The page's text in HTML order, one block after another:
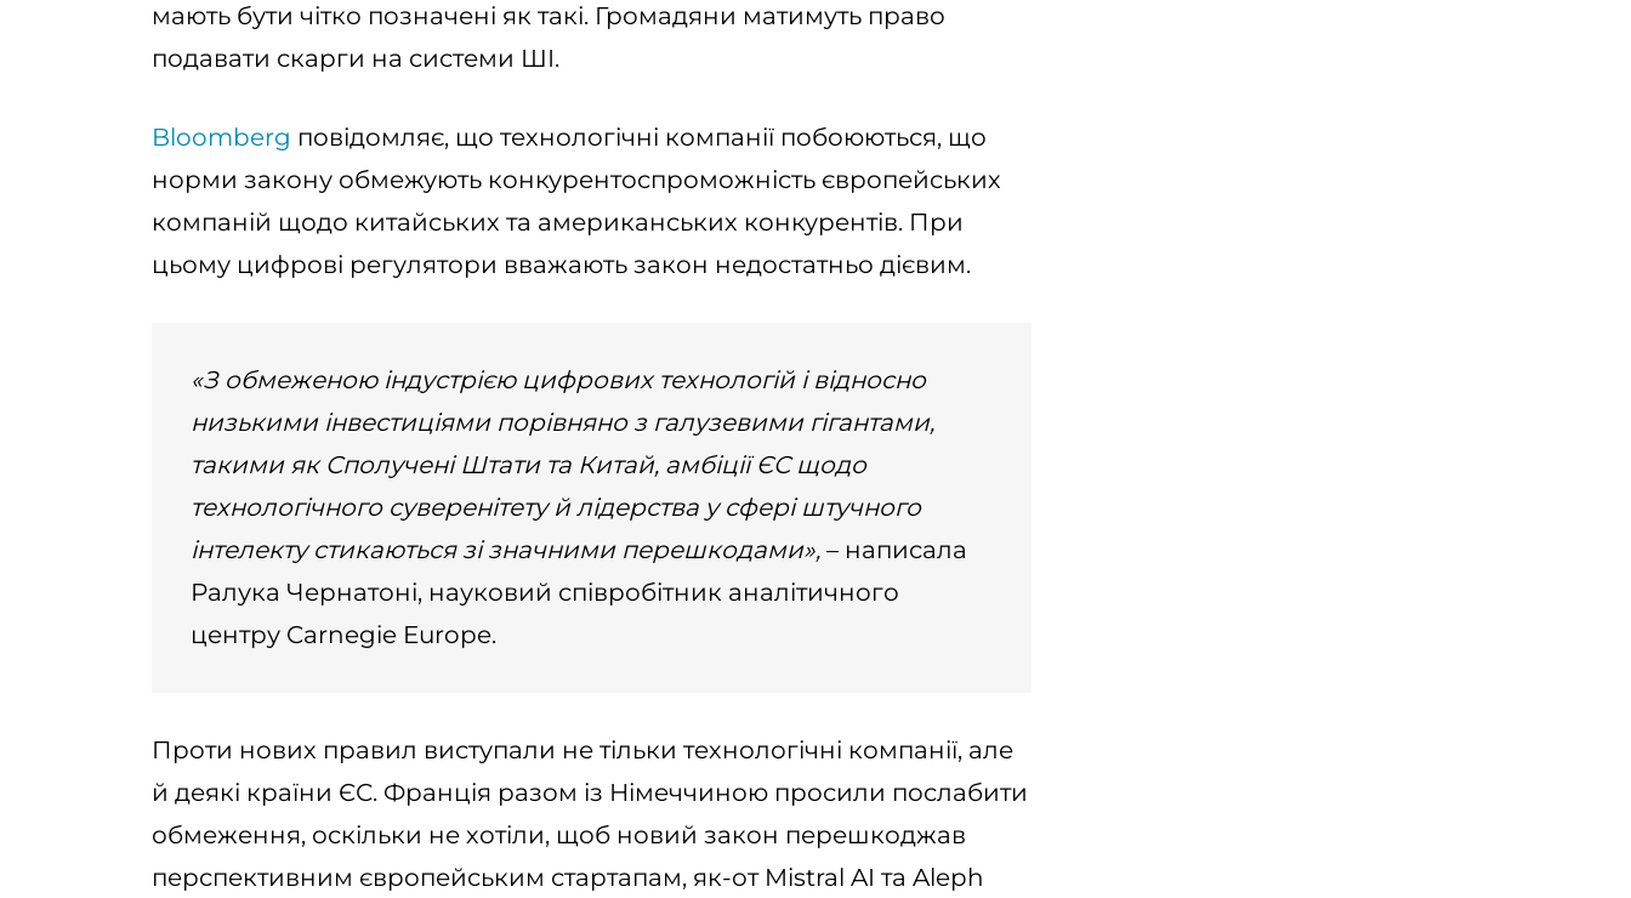
мають бути чітко позначені як такі. Громадяни матимуть право
подавати скарги на системи ШІ.
Bloomberg повідомляє, що технологічні компанії побоюються, що
норми закону обмежують конкурентоспроможність європейських
компаній щодо китайських та американських конкурентів. При
цьому цифрові регулятори вважають закон недостатньо дієвим.
«З обмеженою індустрією цифрових технологій і відносно
низькими інвестиціями порівняно з галузевими гігантами,
такими як Сполучені Штати та Китай, амбіції ЄС щодо
технологічного суверенітету й лідерства у сфері штучного
інтелекту стикаються зі значними перешкодами», – написала
Ралука Чернатоні, науковий співробітник аналітичного
центру Carnegie Europe.
Проти нових правил виступали не тільки технологічні компанії, але
й деякі країни ЄС. Франція разом із Німеччиною просили послабити
обмеження, оскільки не хотіли, щоб новий закон перешкоджав
перспективним європейським стартапам, як-от Mistral AI та Aleph